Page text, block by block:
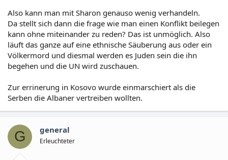
Also kann man mit Sharon genauso wenig verhandeln.
Da stellt sich dann die frage wie man einen Konflikt beilegen
kann ohne miteinander zu reden? Das ist unmöglich. Also
läuft das ganze auf eine ethnische Säuberung aus oder ein
Völkermord und diesmal werden es Juden sein die ihn
begehen und die UN wird zuschauen.
Zur errinerung in Kosovo wurde einmarschiert als die
Serben die Albaner vertreiben wollten.
G general
Erleuchteter